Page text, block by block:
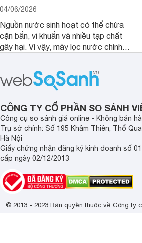
04/06/2026
Nguồn nước sinh hoạt có thể chứa
cặn bẩn, vi khuẩn và nhiều tạp chất
gây hại. Vì vậy, máy lọc nước chính
sức khỏe và đảm bảo nguồn nước
sạch cho cả gia đình.
CÔNG TY CỔ PHẦN SO SÁNH
Công cụ so sánh giá online - Không bán
Trụ sở chính: Số 195 Khâm Thiên, Thổ
Hà Nội
Giấy chứng nhận đăng ký kinh doanh số
cấp ngày 02/12/2013
© 2013 - 2023 Bản quyền thuộc về Công ty